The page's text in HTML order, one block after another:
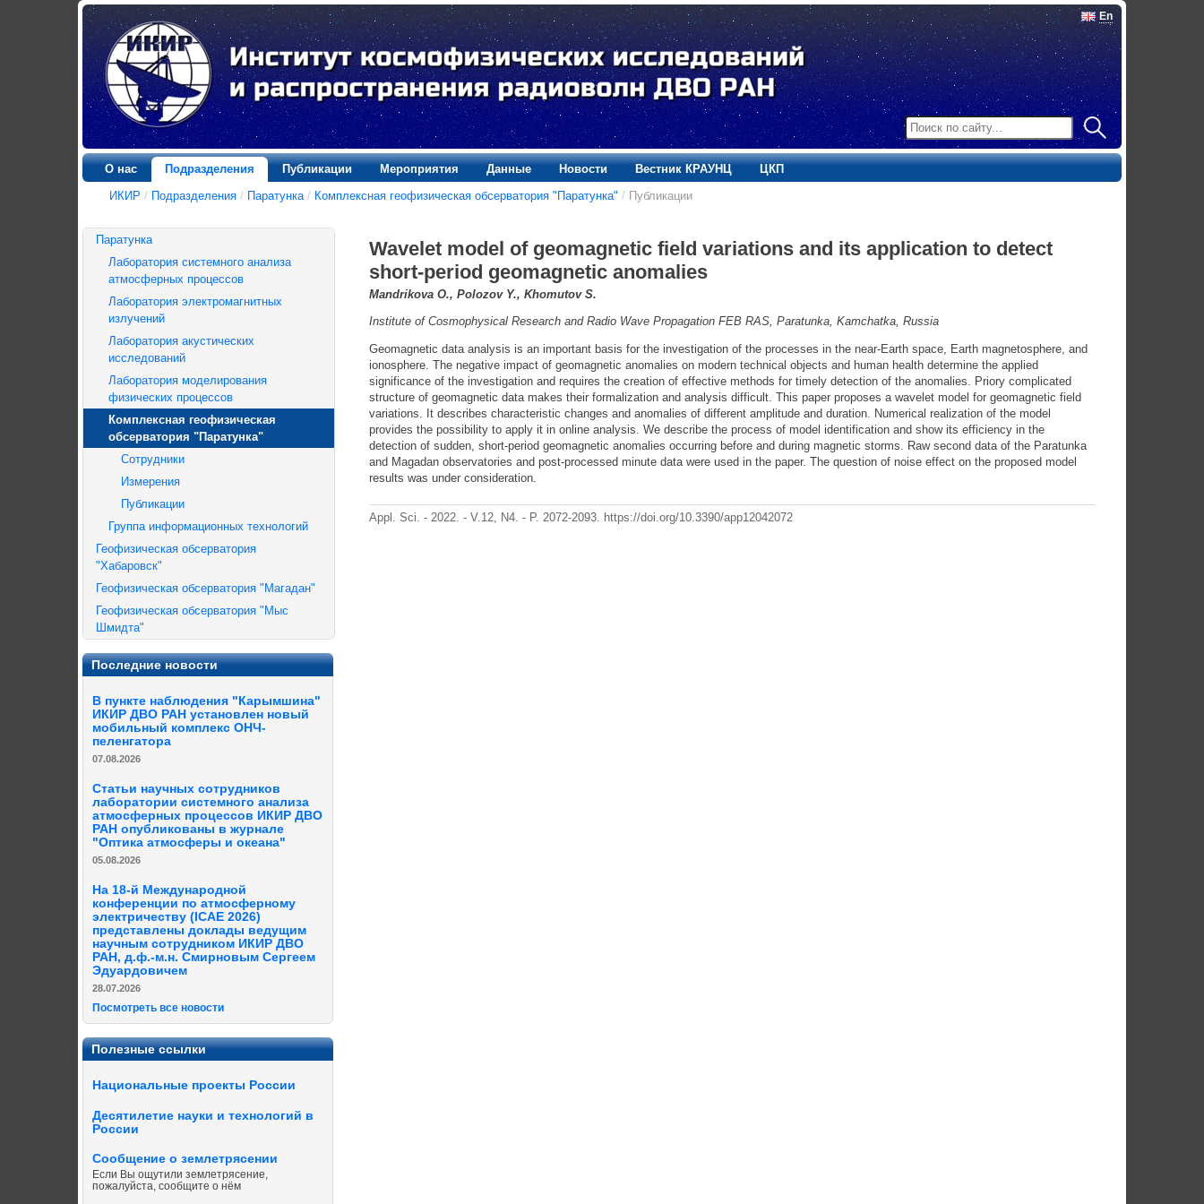
En
О нас Подразделения Публикации Мероприятия Данные Новости Вестник КРАУНЦ
ЦКП
ИКИР / Подразделения / Паратунка / Комплексная геофизическая обсерватория "Паратунка" / Публикации
Паратунка
Лаборатория системного анализа
атмосферных процессов
Лаборатория электромагнитных
излучений
Лаборатория акустических
исследований
Лаборатория моделирования
физических процессов
Комплексная геофизическая
обсерватория "Паратунка"
Сотрудники
Измерения
Публикации
Группа информационных технологий
Геофизическая обсерватория
"Хабаровск"
Геофизическая обсерватория "Магадан"
Геофизическая обсерватория "Мыс
Шмидта"
Последние новости
В пункте наблюдения "Карымшина"
ИКИР ДВО РАН установлен новый
мобильный комплекс ОНЧ-
пеленгатора
07.08.2026
Статьи научных сотрудников
лаборатории системного анализа
атмосферных процессов ИКИР ДВО
РАН опубликованы в журнале
"Оптика атмосферы и океана"
05.08.2026
На 18-й Международной
конференции по атмосферному
электричеству (ICAE 2026)
представлены доклады ведущим
научным сотрудником ИКИР ДВО
РАН, д.ф.-м.н. Смирновым Сергеем
Эдуардовичем
28.07.2026
Посмотреть все новости
Полезные ссылки
Национальные проекты России
Десятилетие науки и технологий в
России
Сообщение о землетрясении
Если Вы ощутили землетрясение,
пожалуйста, сообщите о нём
Wavelet model of geomagnetic field variations and its application to detect
short-period geomagnetic anomalies
Mandrikova O., Polozov Y., Khomutov S.
Institute of Cosmophysical Research and Radio Wave Propagation FEB RAS, Paratunka, Kamchatka, Russia
Geomagnetic data analysis is an important basis for the investigation of the processes in the near-Earth space, Earth magnetosphere, and
ionosphere. The negative impact of geomagnetic anomalies on modern technical objects and human health determine the applied
significance of the investigation and requires the creation of effective methods for timely detection of the anomalies. Priory complicated
structure of geomagnetic data makes their formalization and analysis difficult. This paper proposes a wavelet model for geomagnetic field
variations. It describes characteristic changes and anomalies of different amplitude and duration. Numerical realization of the model
provides the possibility to apply it in online analysis. We describe the process of model identification and show its efficiency in the
detection of sudden, short-period geomagnetic anomalies occurring before and during magnetic storms. Raw second data of the Paratunka
and Magadan observatories and post-processed minute data were used in the paper. The question of noise effect on the proposed model
results was under consideration.
Appl. Sci. - 2022. - V.12, N4. - P. 2072-2093. https://doi.org/10.3390/app12042072